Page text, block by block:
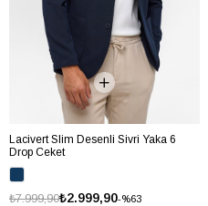
Lacivert Slim Desenli Sivri Yaka 6
Drop Ceket
%63
₺2.999,90
₺7.999,90